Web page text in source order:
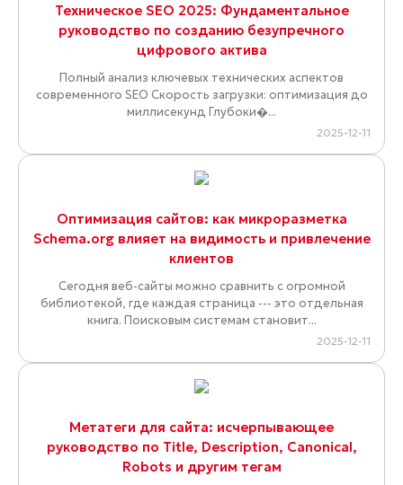
Техническое SEO 2025: Фундаментальное
руководство по созданию безупречного
цифрового актива
Полный анализ ключевых технических аспектов
современного SEO Скорость загрузки: оптимизация до
миллисекунд Глубоки�...
2025-12-11
Оптимизация сайтов: как микроразметка
Schema.org влияет на видимость и привлечение
клиентов
Сегодня веб-сайты можно сравнить с огромной
библиотекой, где каждая страница --- это отдельная
книга. Поисковым системам становит...
2025-12-11
Метатеги для сайта: исчерпывающее
руководство по Title, Description, Canonical,
Robots и другим тегам